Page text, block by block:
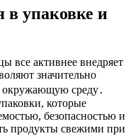
упаковке и
все активнее внедряет
значительно
окружающую среду․
которые
безопасностью и
продукты свежими при